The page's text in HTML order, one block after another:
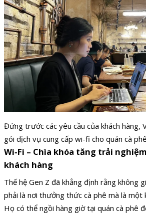
Đứng trước các yêu cầu của khách hàng,
gói dịch vụ cung cấp wi-fi cho quán cà
Wi‑Fi – Chìa khóa tăng trải
khách hàng
Thế hệ Gen Z đã khẳng định rằng không
phải là nơi thưởng thức cà phê mà là một
Họ có thể ngồi hàng giờ tại quán cà phê